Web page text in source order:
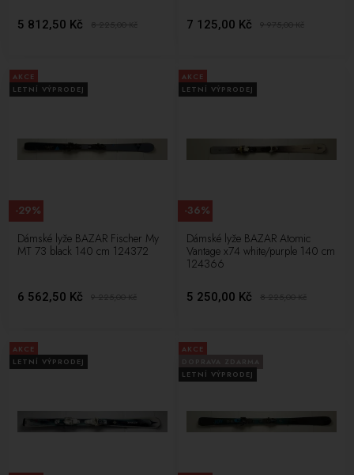
5 812,50 Kč 8 225,00Kč 7 125,00 Kč 9 975,00Kč
AKCE
LETNÍ VÝPRODEJ
Dámské lyže BAZAR Fischer My
MT 73 black 140 cm 124372
6 562,50 Kč 9 225,00Kč
-29%
AKCE
LETNÍ VÝPRODEJ
Dámské lyže BAZAR Atomic
Vantage x74 white/purple 140 cm
124366
5 250,00 Kč 8 225,00Kč
-36%
AKCE
LETNÍ VÝPRODEJ
AKCE
LETNÍ VÝPRODEJ